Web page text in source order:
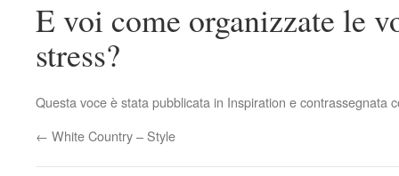
E voi come organizzate le
stress?
Questa voce è stata pubblicata in Inspiration e contrassegnata
← White Country – Style